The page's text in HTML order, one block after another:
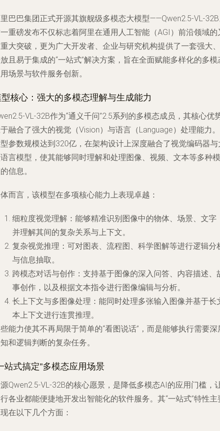
巴巴集团正式开源其旗舰级多模态大模型——Qwen2.5-VL-
重磅发布不仅标志着阿里在通用人工智能（AGI）前沿领域的
大突破，更为广大开发者、企业与研究机构提供了一套强大、
且易于集成的“一站式”解决方案，旨在全面赋能多样化的多模
场景与软件服务创新。
核心：强大的多模态理解与生成能力
VL-32B作为“通义千问”2.5系列的多模态成员，其核心优
融合了强大的视觉（Vision）与语言（Language）处理能力。
参数规模达到320亿，在架构设计上深度融合了视觉编码器与
言模型，使其能够同时理解和处理图像、视频、文本等多种模
信息。
而言，该模型在多项核心能力上表现卓越：
细粒度视觉理解 ：能够精准识别图像中的物体、场景、文字
并理解其间的复杂关系与上下文。
复杂视觉推理 ：可对图表、流程图、科学图解等进行逻辑分
与信息抽取。
跨模态对话与创作 ：支持基于图像的深入问答、内容描述、
事创作，以及根据文本指令进行图像编辑与分析。
长上下文与多图像处理 ：能同时处理多张输入图像并基于长
本上下文进行连贯推理。
能力使其不再局限于简单的“看图说话”，而是能够执行需要深
和逻辑判断的复杂任务。
站式搞定”多模态应用场景
Qwen2.5-VL-32B的核心愿景，是降低多模态AI的应用门槛，
各业都能便捷地开发出智能化的软件服务。其“一站式”特性主
在以下几个方面：